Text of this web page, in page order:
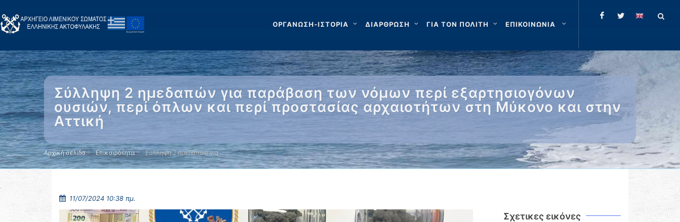
ΟΡΓΑΝΩΣΗ-ΙΣΤΟΡΙΑ ΔΙΑΡΘΡΩΣΗ ΓΙΑ ΤΟΝ ΠΟΛΙΤΗ ΕΠΙΚΟΙΝΩΝΙΑ
Σύλληψη 2 ημεδαπών για παράβαση των νόμων περί εξαρτησιογόνων
ουσιών, περί όπλων και περί προστασίας αρχαιοτήτων στη Μύκονο και στην
Αττική
Αρχική σελίδα Επικαιρότητα Σύλληψη 2 ημεδαπών για …
11/07/2024 10:38 πμ.
Σχετικες εικόνες